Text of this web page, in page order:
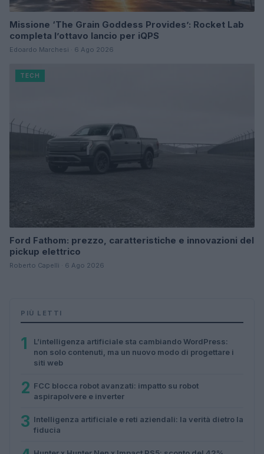
Missione ‘The Grain Goddess Provides’: Rocket Lab
completa l’ottavo lancio per iQPS
Edoardo Marchesi · 6 Ago 2026
TECH
Ford Fathom: prezzo, caratteristiche e innovazioni del
pickup elettrico
Roberto Capelli · 6 Ago 2026
PIÙ LETTI
1
L’intelligenza artificiale sta cambiando WordPress:
non solo contenuti, ma un nuovo modo di progettare i
siti web
2 FCC blocca robot avanzati: impatto su robot
aspirapolvere e inverter
3 Intelligenza artificiale e reti aziendali: la verità dietro la
fiducia